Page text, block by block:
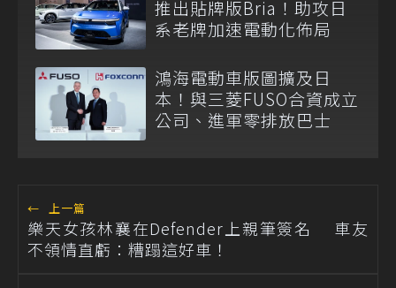
推出貼牌版Bria！助攻日
系老牌加速電動化佈局
鴻海電動車版圖擴及日
本！與三菱FUSO合資成立
公司、進軍零排放巴士
← 上一篇
樂天女孩林襄在Defender上親筆簽名 車友
不領情直虧：糟蹋這好車！